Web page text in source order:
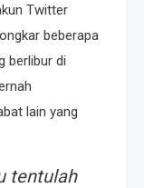
Twitter
beberapa
berlibur di
lain yang
tentulah